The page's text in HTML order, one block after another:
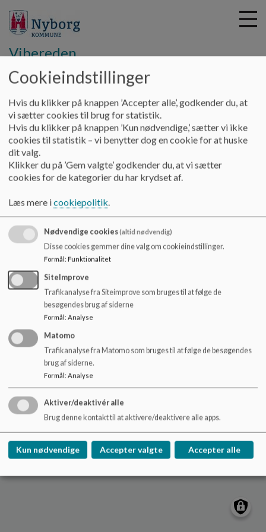
i
Vibereden
Pædagogik Leg
Leg
Under oprettelse
Vibereden
Ullerslev-centret 32 5540 Ullerslev
+45 63337350
Sitemap
Cookie politik
Cookieindstillinger
Hvis du klikker på knappen ’Accepter alle’, godkender du, at
vi sætter cookies til brug for statistik.
Hvis du klikker på knappen ’Kun nødvendige,’ sætter vi ikke
cookies til statistik – vi benytter dog en cookie for at huske
dit valg.
Klikker du på ’Gem valgte’ godkender du, at vi sætter
cookies for de kategorier du har krydset af.
Læs mere icookiepolitik.
Nødvendige cookies(altid nødvendig)
Disse cookies gemmer dine valg om cookieindstillinger.
Formål: Funktionalitet
SiteImprove
Trafikanalyse fra Siteimprove som bruges til at følge de
besøgendes brug af siderne
Formål: Analyse
Matomo
Trafikanalyse fra Matomo som bruges til at følge de besøgendes
brug af siderne.
Formål: Analyse
Aktiver/deaktivér alle
Brug denne kontakt til at aktivere/deaktivere alle apps.
Kun nødvendige Accepter valgte Accepter alle